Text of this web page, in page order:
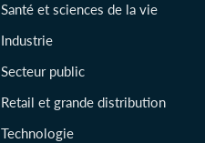
Santé et sciences de la vie
Industrie
Secteur public
Retail et grande distribution
Technologie